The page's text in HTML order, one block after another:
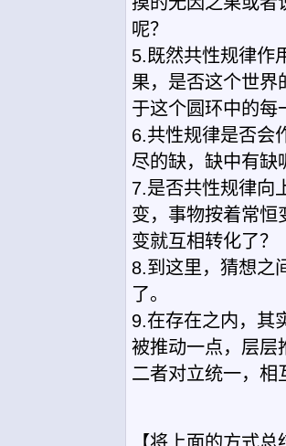
呢？
5.既然共性规律作
果，是否这个世界
于这个圆环中的每
6.共性规律是否会
尽的缺，缺中有缺
7.是否共性规律向
变，事物按着常恒
变就互相转化了？
8.到这里，猜想之
了。
9.在存在之内，其
被推动一点，层层
二者对立统一，相